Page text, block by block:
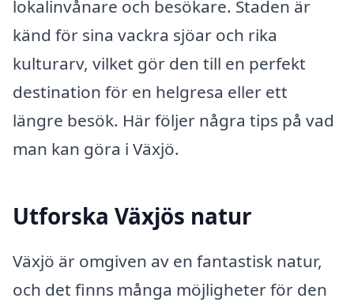
lokalinvånare och besökare. Staden är
känd för sina vackra sjöar och rika
kulturarv, vilket gör den till en perfekt
destination för en helgresa eller ett
längre besök. Här följer några tips på vad
man kan göra i Växjö.
Utforska Växjös natur
Växjö är omgiven av en fantastisk natur,
och det finns många möjligheter för den